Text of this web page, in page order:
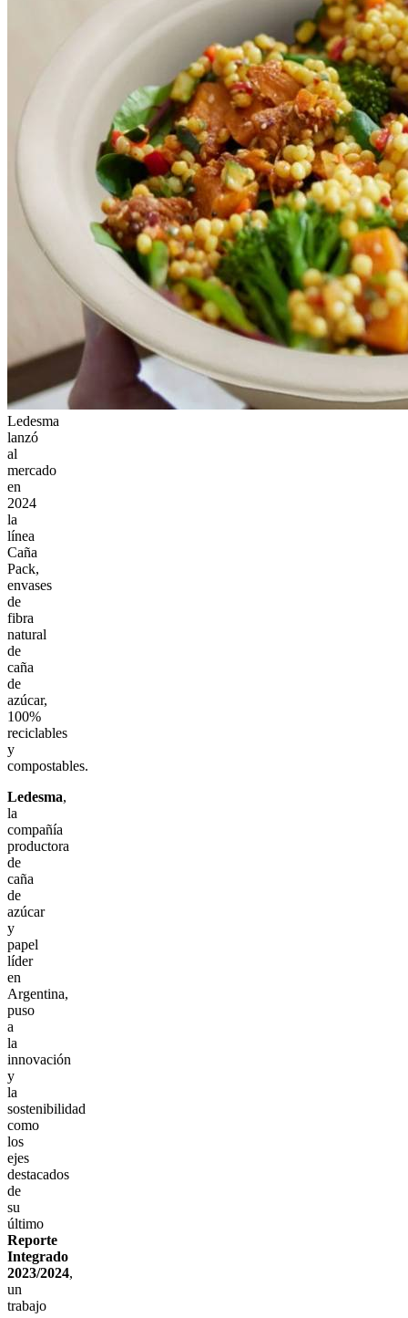
Ledesma
lanzó
al
mercado
en
2024
la
línea
Caña
Pack,
envases
de
fibra
natural
de
caña
de
azúcar,
100%
reciclables
y
compostables.
Ledesma,
la
compañía
productora
de
caña
de
azúcar
y
papel
líder
en
Argentina,
puso
a
la
innovación
y
la
sostenibilidad
como
los
ejes
destacados
de
su
último
Reporte
Integrado
2023/2024,
un
trabajo